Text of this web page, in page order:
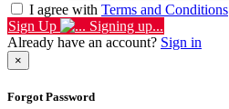
I agree with Terms and Conditions
Sign Up
Signing up...
Already have an account? Sign in
×
Forgot Password